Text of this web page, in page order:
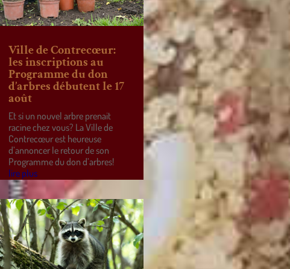
Ville de Contrecœur:
les inscriptions au
Programme du don
d’arbres débutent le 17
août
Et si un nouvel arbre prenait
racine chez vous? La Ville de
Contrecœur est heureuse
d’annoncer le retour de son
Programme du don d’arbres!
lire plus